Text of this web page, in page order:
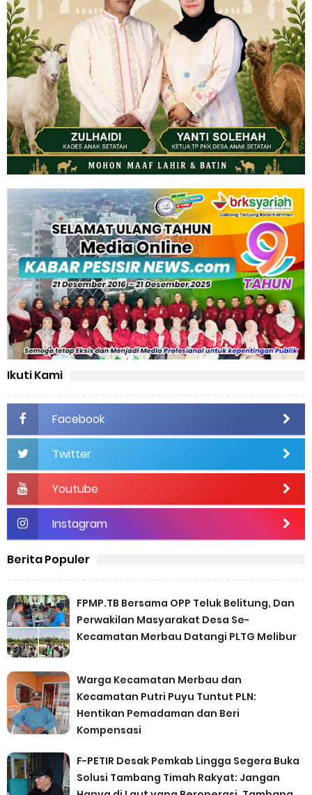
Ikuti Kami
Facebook
Twitter
Youtube
Instagram
Berita Populer
FPMP.TB Bersama OPP Teluk Belitung, Dan
Perwakilan Masyarakat Desa Se-
Kecamatan Merbau Datangi PLTG Melibur
Warga Kecamatan Merbau dan
Kecamatan Putri Puyu Tuntut PLN:
Hentikan Pemadaman dan Beri
Kompensasi
F-PETIR Desak Pemkab Lingga Segera Buka
Solusi Tambang Timah Rakyat: Jangan